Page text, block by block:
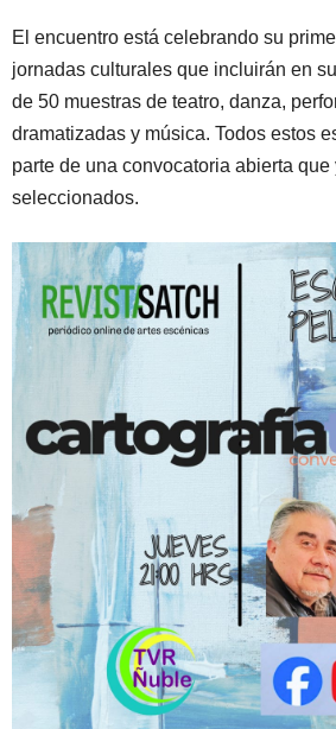
El encuentro está celebrando su
jornadas culturales que incluirán en
de 50 muestras de teatro, danza,
dramatizadas y música. Todos estos
parte de una convocatoria abierta que
seleccionados.